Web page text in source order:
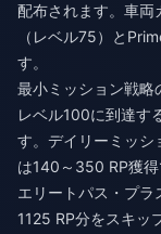
配布されます。車両
（レベル75）と
す。
最小ミッション戦略
レベル100に到達
す。デイリーミッ
は140～350 RP獲得
エリートパス・プ
1125 RP分をスキッ